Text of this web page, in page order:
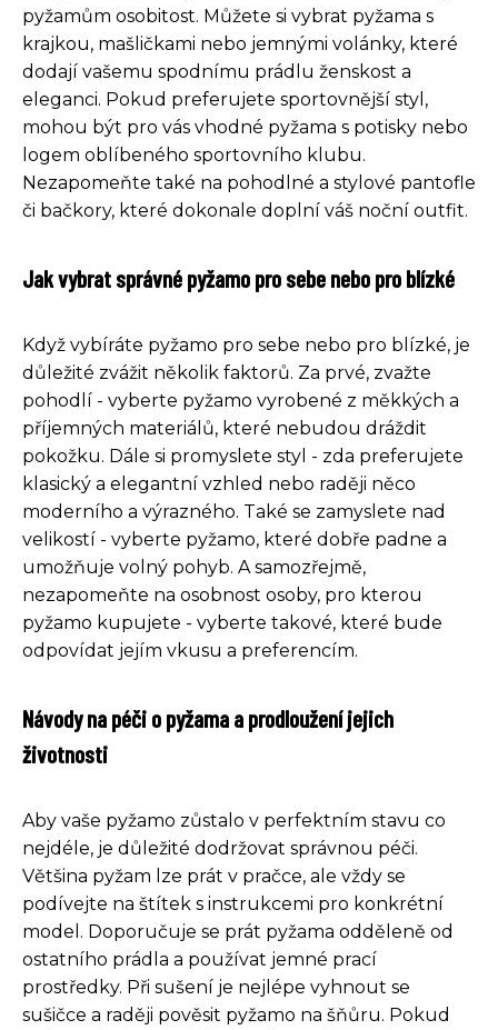
pyžamům osobitost. Můžete si vybrat pyžama s
krajkou, mašličkami nebo jemnými volánky, které
dodají vašemu spodnímu prádlu ženskost a
eleganci. Pokud preferujete sportovnější styl,
mohou být pro vás vhodné pyžama s potisky nebo
logem oblíbeného sportovního klubu.
Nezapomeňte také na pohodlné a stylové pantofle
či bačkory, které dokonale doplní váš noční outfit.
Jak vybrat správné pyžamo pro sebe nebo pro blízké
Když vybíráte pyžamo pro sebe nebo pro blízké, je
důležité zvážit několik faktorů. Za prvé, zvažte
pohodlí - vyberte pyžamo vyrobené z měkkých a
příjemných materiálů, které nebudou dráždit
pokožku. Dále si promyslete styl - zda preferujete
klasický a elegantní vzhled nebo raději něco
moderního a výrazného. Také se zamyslete nad
velikostí - vyberte pyžamo, které dobře padne a
umožňuje volný pohyb. A samozřejmě,
nezapomeňte na osobnost osoby, pro kterou
pyžamo kupujete - vyberte takové, které bude
odpovídat jejím vkusu a preferencím.
Návody na péči o pyžama a prodloužení jejich
životnosti
Aby vaše pyžamo zůstalo v perfektním stavu co
nejdéle, je důležité dodržovat správnou péči.
Většina pyžam lze prát v pračce, ale vždy se
podívejte na štítek s instrukcemi pro konkrétní
model. Doporučuje se prát pyžama odděleně od
ostatního prádla a používat jemné prací
prostředky. Při sušení je nejlépe vyhnout se
sušičce a raději pověsit pyžamo na šňůru. Pokud